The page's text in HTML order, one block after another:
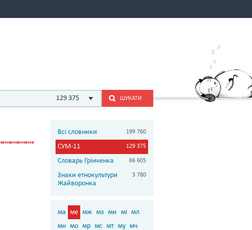
129 375 ШУКАТИ
Всі словники 199 760
СУМ-11 129 375
Словарь Грінченка 66 605
Знаки етнокультури
Жайворонка
3 780
ма ме мж мз ми мі мл
мн мо мр мс мт му мч